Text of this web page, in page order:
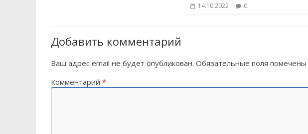
14.10.2022 0
Добавить комментарий
Ваш адрес email не будет опубликован. Обязательные поля помечены
Комментарий *